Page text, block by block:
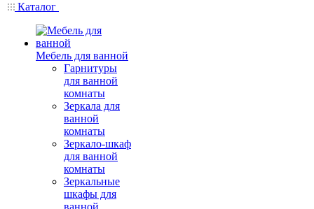
Каталог
Мебель для ванной
Гарнитуры
для ванной
комнаты
Зеркала для
ванной
комнаты
Зеркало-шкаф
для ванной
комнаты
Зеркальные
шкафы для
ванной